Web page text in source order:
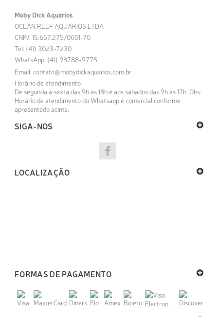
Moby Dick Aquários
OCEAN REEF AQUARIOS LTDA
CNPJ: 15.657.275/0001-70
Tel: (41) 3023-7230
WhatsApp: (41) 98788-9775
Email: contato@mobydickaquarios.com.br
Horário de atendimento
De segunda à sexta das 9h às 18h e aos sábados das 9h às 17h. Obs:
Horário de atendimento do Whatsapp é comercial conforme
apresentado acima.
SIGA-NOS
LOCALIZAÇÃO
FORMAS DE PAGAMENTO